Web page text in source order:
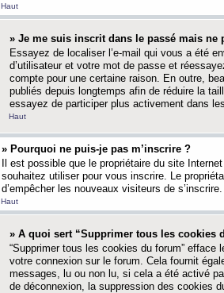
Haut
» Je me suis inscrit dans le passé mais ne
Essayez de localiser l’e-mail qui vous a été
d’utilisateur et votre mot de passe et
compte pour une certaine raison. En outre,
publiés depuis longtemps afin de réduire la
essayez de participer plus activement dans
Haut
» Pourquoi ne puis-je pas m’inscrire ?
Il est possible que le propriétaire du site
souhaitez utiliser pour vous inscrire. Le
d’empêcher les nouveaux visiteurs de
Haut
» A quoi sert “Supprimer tous les cookies
“Supprimer tous les cookies du forum”
votre connexion sur le forum. Cela fournit
messages, lu ou non lu, si cela a été activé
de déconnexion, la suppression des cookies